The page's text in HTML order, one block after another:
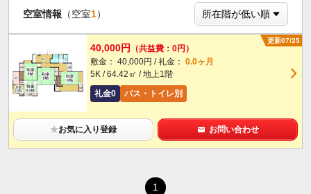
空室情報 （空室1）
更新07/25
40,000円
（共益費：0円）
敷金： 40,000円 / 礼金： 0.0ヶ月
5K / 64.42㎡ / 地上1階
礼金0
バス・トイレ別
★お気に入り登録 お問い合わせ
1